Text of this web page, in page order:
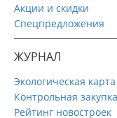
Акции и скидки
Спецпредложения
ЖУРНАЛ
Экологическая карта
Контрольная закупка
Рейтинг новостроек